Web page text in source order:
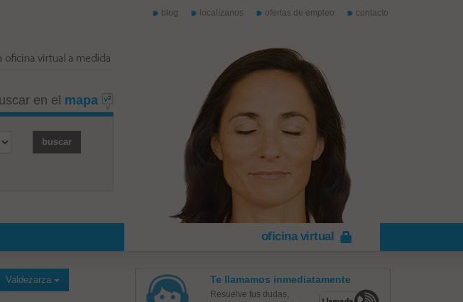
blog localízanos ofertas de empleo contacto
en el mapa
oficina virtual
Valdezarza Te llamamos inmediatamente
Resuelve tus dudas,